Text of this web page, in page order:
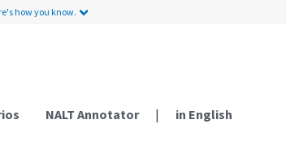
how you know.
NALT Annotator | in English